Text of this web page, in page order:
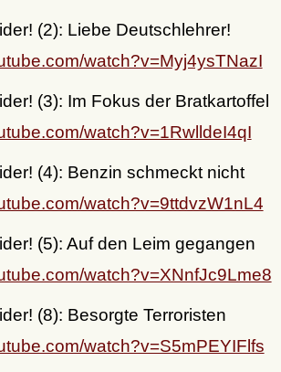
(2): Liebe Deutschlehrer!
watch?v=Myj4ysTNazI
(3): Im Fokus der Bratkartoffel
watch?v=1RwlldeI4qI
(4): Benzin schmeckt nicht
watch?v=9ttdvzW1nL4
(5): Auf den Leim gegangen
watch?v=XNnfJc9Lme8
(8): Besorgte Terroristen
watch?v=S5mPEYIFlfs